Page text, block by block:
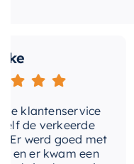
verkeerde
goed met
kwam een